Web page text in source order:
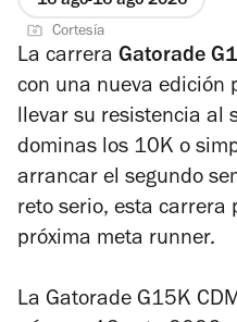
Cortesía
La carrera Gatorade
con una nueva edición
llevar su resistencia al
dominas los 10K o
arrancar el segundo
reto serio, esta carrera
próxima meta runner.
La Gatorade G15K